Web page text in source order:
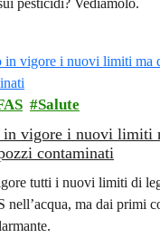
Salute
in vigore i nuovi limiti
contaminati
tutti i nuovi limiti di
nell’acqua, ma dai primi